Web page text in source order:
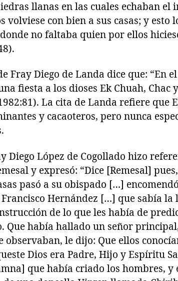
llanas en las cuales echaban el
volviese con bien a sus casas; y esto
no faltaba quien por ellos
Fray Diego de Landa dice que: “En
fiesta a los dioses Ek Chuah, Chac
La cita de Landa refiere que
y cacaoteros, pero nunca
Diego López de Cogollado hizo
y expresó: “Dice [Remesal]
pasó a su obispado […]
Hernández […] que sabía la
de lo que les había de
Que había hallado un señor
le dijo: Que ellos
Dios era Padre, Hijo y Espíritu
que había criado los hombres,